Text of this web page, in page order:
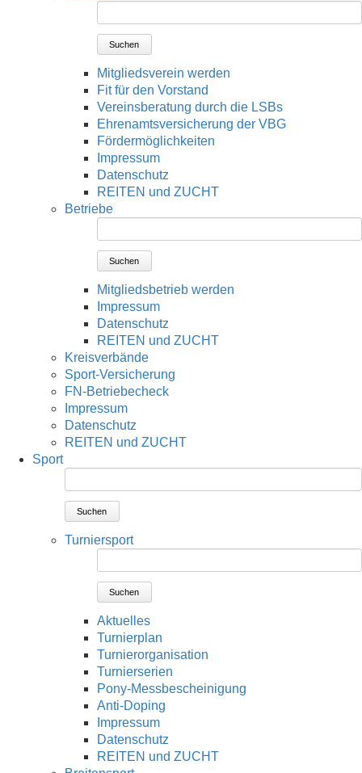
Suchen
Mitgliedsverein werden
Fit für den Vorstand
Vereinsberatung durch die LSBs
Ehrenamtsversicherung der VBG
Fördermöglichkeiten
Impressum
Datenschutz
REITEN und ZUCHT
Betriebe
Suchen
Mitgliedsbetrieb werden
Impressum
Datenschutz
REITEN und ZUCHT
Kreisverbände
Sport-Versicherung
FN-Betriebecheck
Impressum
Datenschutz
REITEN und ZUCHT
Sport
Suchen
Turniersport
Suchen
Aktuelles
Turnierplan
Turnierorganisation
Turnierserien
Pony-Messbescheinigung
Anti-Doping
Impressum
Datenschutz
REITEN und ZUCHT